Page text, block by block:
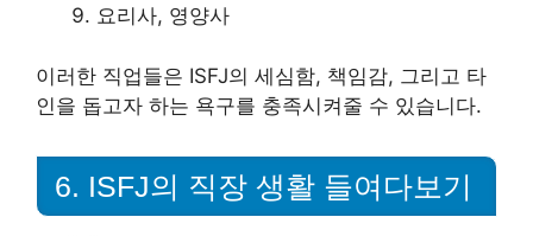
요리사, 영양사
이러한 직업들은 ISFJ의 세심함, 책임감, 그리고 타
인을 돕고자 하는 욕구를 충족시켜줄 수 있습니다.
6. ISFJ의 직장 생활 들여다보기